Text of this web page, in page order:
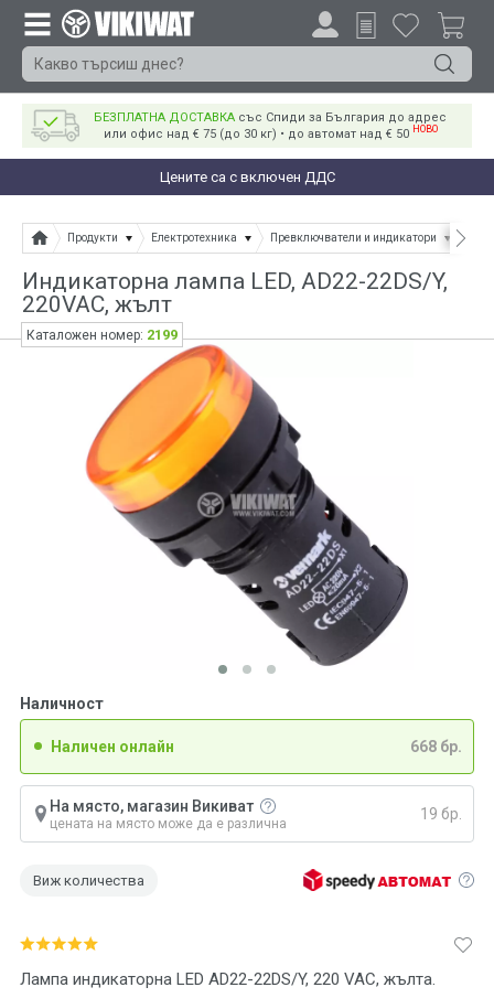
БЕЗПЛАТНА ДОСТАВКА със Спиди за България до адрес
или офис над € 75 (до 30 кг) • до автомат над € 50 НОВО
Цените са с включен ДДС
Продукти Електротехника Превключватели и индикатори
Индикаторна лампа LED, AD22-22DS/Y,
220VAC, жълт
Лампа индикаторна LED AD22-22DS/Y, 220 VAC, жълта.
Наличност
Наличен онлайн 668 бр.
На място, магазин Викиват
цената на място може да е различна
19 бр.
Виж количества
Каталожен номер: 2199